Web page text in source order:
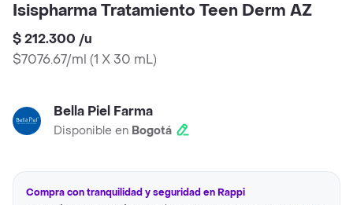
Isispharma Tratamiento Teen Derm AZ
$ 212.300 /u
$7076.67/ml (1 X 30 mL)
Bella Piel Farma
Disponible en Bogotá
Compra con tranquilidad y seguridad en Rappi